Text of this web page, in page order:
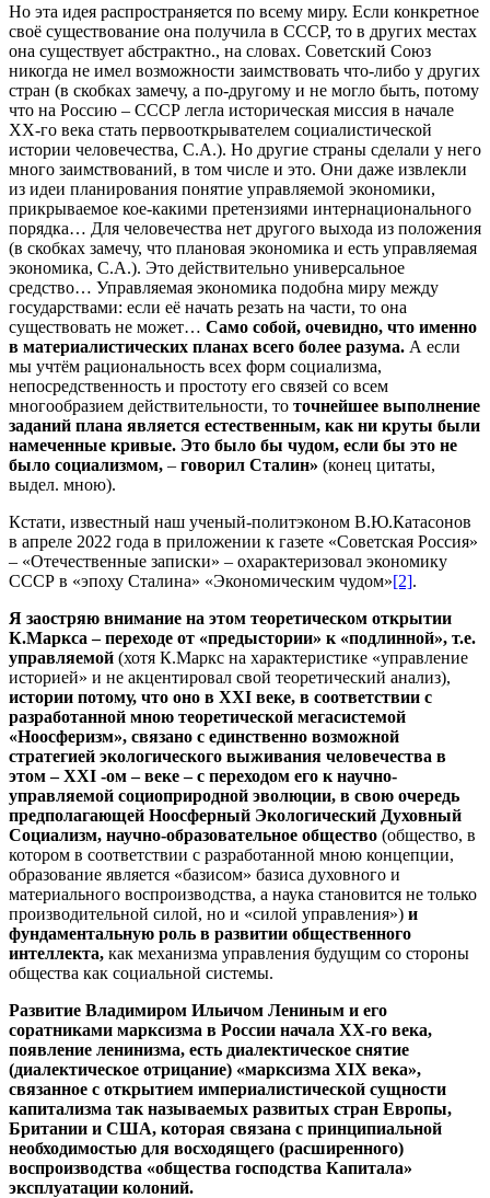
Но эта идея распространяется по всему миру. Если конкретное
своё существование она получила в СССР, то в других местах
она существует абстрактно., на словах. Советский Союз
никогда не имел возможности заимствовать что-либо у других
стран (в скобках замечу, а по-другому и не могло быть, потому
что на Россию – СССР легла историческая миссия в начале
ХХ-го века стать первооткрывателем социалистической
истории человечества, С.А.). Но другие страны сделали у него
много заимствований, в том числе и это. Они даже извлекли
из идеи планирования понятие управляемой экономики,
прикрываемое кое-какими претензиями интернационального
порядка… Для человечества нет другого выхода из положения
(в скобках замечу, что плановая экономика и есть управляемая
экономика, С.А.). Это действительно универсальное
средство… Управляемая экономика подобна миру между
государствами: если её начать резать на части, то она
существовать не может… Само собой, очевидно, что именно
в материалистических планах всего более разума. А если
мы учтём рациональность всех форм социализма,
непосредственность и простоту его связей со всем
многообразием действительности, то точнейшее выполнение
заданий плана является естественным, как ни круты были
намеченные кривые. Это было бы чудом, если бы это не
было социализмом, – говорил Сталин» (конец цитаты,
выдел. мною).
Кстати, известный наш ученый-политэконом В.Ю.Катасонов
в апреле 2022 года в приложении к газете «Советская Россия»
– «Отечественные записки» – охарактеризовал экономику
СССР в «эпоху Сталина» «Экономическим чудом»[2].
Я заостряю внимание на этом теоретическом открытии
К.Маркса – переходе от «предыстории» к «подлинной», т.е.
управляемой (хотя К.Маркс на характеристике «управление
историей» и не акцентировал свой теоретический анализ),
истории потому, что оно в XXI веке, в соответствии с
разработанной мною теоретической мегасистемой
«Ноосферизм», связано с единственно возможной
стратегией экологического выживания человечества в
этом –XXI -ом – веке – с переходом его к научно-
управляемой социоприродной эволюции, в свою очередь
предполагающей Ноосферный Экологический Духовный
Социализм, научно-образовательное общество (общество, в
котором в соответствии с разработанной мною концепции,
образование является «базисом» базиса духовного и
материального воспроизводства, а наука становится не только
производительной силой, но и «силой управления») и
фундаментальную роль в развитии общественного
интеллекта, как механизма управления будущим со стороны
общества как социальной системы.
Развитие Владимиром Ильичом Лениным и его
соратниками марксизма в России начала ХХ-го века,
появление ленинизма, есть диалектическое снятие
(диалектическое отрицание) «марксизма XIX века»,
связанное с открытием империалистической сущности
капитализма так называемых развитых стран Европы,
Британии и США, которая связана с принципиальной
необходимостью для восходящего (расширенного)
воспроизводства «общества господства Капитала»
эксплуатации колоний.